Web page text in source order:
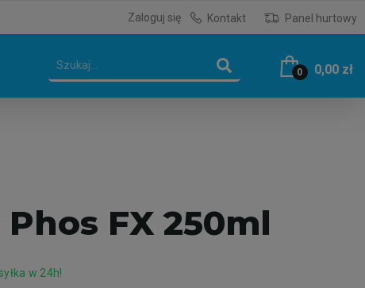
Zaloguj się Kontakt Panel hurtowy
0 0,00 zł
FX 250ml
w 24h!